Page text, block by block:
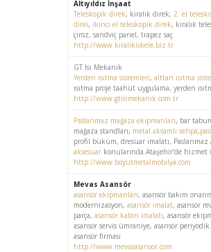
Altıyıldız İnşaat
Teleskopik direk, kiralık direk, 2. el
direi, ikinci el teleskopik direk, kiralık
çiroz, sandviç panel, trapez saç
http://www.kiralikiskele.biz.tr
GT Isı Mekanik
Yerden ısıtma sistemleri, alttan ısıtma
ısıtma proje taahüt uygulama, yerden
http://www.gtisimekanik.com.tr
Paslanmaz mağaza ekipmanları, bar
mağaza standları, metal aksamlı sehpa,
profil büküm, dresuar imalatı, Paslanmaz
aksesuar konularında Ataşehir'de hizmet
http://www.boyutmetalmobilya.com
Mevas Asansör
asansör ekipmanları, asansör bakım
modernizasyon, asansör imalat, asansör
parça, asansör kabin imalatı, asansör
asansör servis ümraniye, asansör
asansör firması
http://www.mevasasansor.com